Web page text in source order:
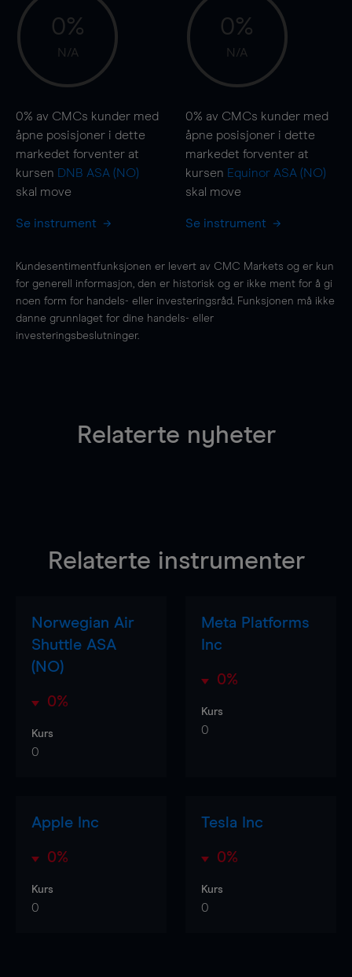
0%
N/A
0% av CMCs kunder med
åpne posisjoner i dette
markedet forventer at
kursen DNB ASA (NO)
skal move
Se instrument
0%
N/A
0% av CMCs kunder med
åpne posisjoner i dette
markedet forventer at
kursen Equinor ASA (NO)
skal move
Se instrument
Kundesentimentfunksjonen er levert av CMC Markets og er kun
for generell informasjon, den er historisk og er ikke ment for å gi
noen form for handels- eller investeringsråd. Funksjonen må ikke
danne grunnlaget for dine handels- eller
investeringsbeslutninger.
Relaterte nyheter
Relaterte instrumenter
Norwegian Air
Shuttle ASA
(NO)
0%
Kurs
0
Meta Platforms
Inc
0%
Kurs
0
Apple Inc
0%
Kurs
0
Tesla Inc
0%
Kurs
0